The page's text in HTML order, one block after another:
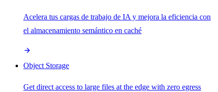
Acelera tus cargas de trabajo de IA y mejora la eficiencia con
el almacenamiento semántico en caché
Object Storage
Get direct access to large files at the edge with zero egress